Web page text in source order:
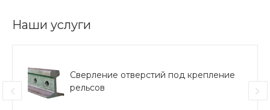
Наши услуги
Сверление отверстий под крепление
рельсов